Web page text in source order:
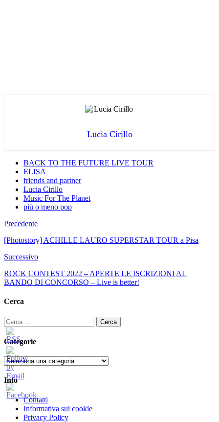
Lucia Cirillo
BACK TO THE FUTURE LIVE TOUR
ELISA
friends and partner
Lucia Cirillo
Music For The Planet
più o meno pop
Precedente
[Photostory] ACHILLE LAURO SUPERSTAR TOUR a Pisa
Successivo
ROCK CONTEST 2022 – APERTE LE ISCRIZIONI AL
BANDO DI CONCORSO – Live is better!
Cerca
Ricerca
per:
Categorie
Categorie
Info
Contatti
Informativa sui cookie
Privacy Policy